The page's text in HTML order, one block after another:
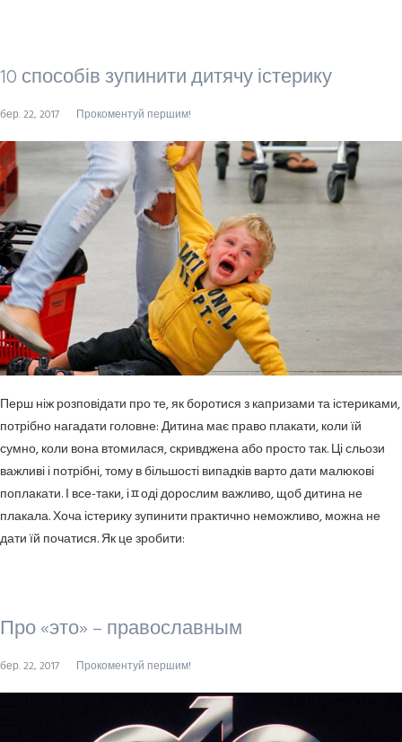
10 способів зупинити дитячу істерику
бер. 22, 2017 Прокоментуй першим!
Перш ніж розповідати про те, як боротися з капризами та істериками,
потрібно нагадати головне: Дитина має право плакати, коли їй
сумно, коли вона втомилася, скривджена або просто так. Ці сльози
важливі і потрібні, тому в більшості випадків варто дати малюкові
поплакати. І все-таки, іﾽоді дорослим важливо, щоб дитина не
плакала. Хоча істерику зупинити практично неможливо, можна не
дати їй початися. Як це зробити:
Про «это» – православным
бер. 22, 2017 Прокоментуй першим!